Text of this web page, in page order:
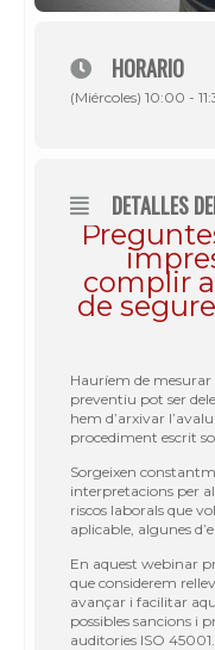
HORARIO
(Miércoles) 10:00 -
DETALLES
complir
de
Hauríem de
preventiu pot ser
hem d’arxivar
procediment escrit
Sorgeixen
interpretacions per
riscos laborals que
aplicable, algunes
En aquest webinar
que considerem
avançar i facilitar
possibles sancions i
auditories ISO 45001.